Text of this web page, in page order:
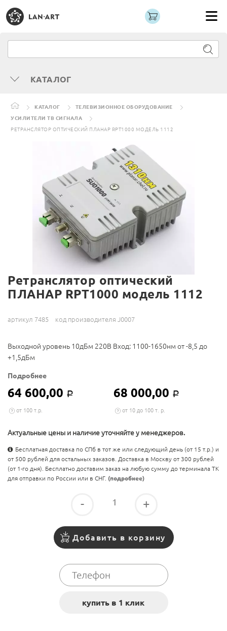
КАТАЛОГ
КАТАЛОГ
ТЕЛЕВИЗИОННОЕ ОБОРУДОВАНИЕ
УСИЛИТЕЛИ ТВ СИГНАЛА
РЕТРАНСЛЯТОР ОПТИЧЕСКИЙ ПЛАНАР RPT1000 МОДЕЛЬ 1112
Ретранслятор оптический
ПЛАНАР RPT1000 модель 1112
артикул 7485 код производителя J0007
Выходной уровень 10дБм 220В Вход: 1100-1650нм от -8,5 до
+1,5дБм
Подробнее
64 600,00 Р 68 000,00 Р
от 100 т.р. от 10 до 100 т. р.
Актуальные цены и наличие уточняйте у менеджеров.
Бесплатная доставка по СПб в тот же или следующий день (от 15 т.р.) и
от 500 рублей для остальных заказов. Доставка в Москву от 300 рублей
(от 1-го дня). Бесплатно доставим заказ на любую сумму до терминала ТК
для отправки по России или в СНГ. (подробнее)
- +
Добавить в корзину